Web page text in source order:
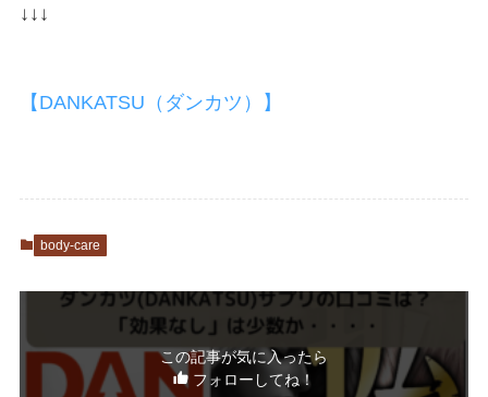
↓↓↓
【DANKATSU（ダンカツ）】
body-care
この記事が気に入ったら
フォローしてね！